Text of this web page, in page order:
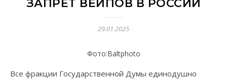
ЗАПРЕТ ВЕЙПОВ В РОССИИ
29.01.2025
Фото:Вaltphoto
Все фракции Государственной Думы единодушно